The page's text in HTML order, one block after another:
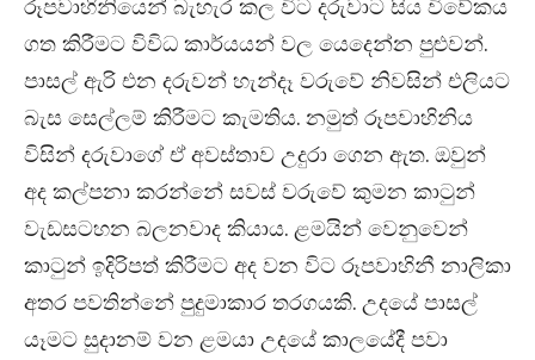
රූපවාහිනියෙන් බැහැර කල විට දරුවාට සිය විවේකය
ගත කිරීමට විවිධ කාර්යයන් වල යෙදෙන්න පුළුවන්.
පාසල් ඇරි එන දරුවන් හැන්දෑ වරුවේ නිවසින් එලියට
බැස සෙල්ලම් කිරීමට කැමතිය. නමුත් රූපවාහිනිය
විසින් දරුවාගේ ඒ අවස්තාව උදුරා ගෙන ඇත. ඔවුන්
අද කල්පනා කරන්නේ සවස් වරුවේ කුමන කාටුන්
වැඩසටහන බලනවාද කියාය. ළමයින් වෙනුවෙන්
කාටුන් ඉදිරිපත් කිරීමට අද වන විට රූපවාහිනී නාලිකා
අතර පවතින්නේ පුදුමාකාර තරගයකි. උදයේ පාසල්
යෑමට සුදානම් වන ළමයා උදයේ කාලයේදී පවා